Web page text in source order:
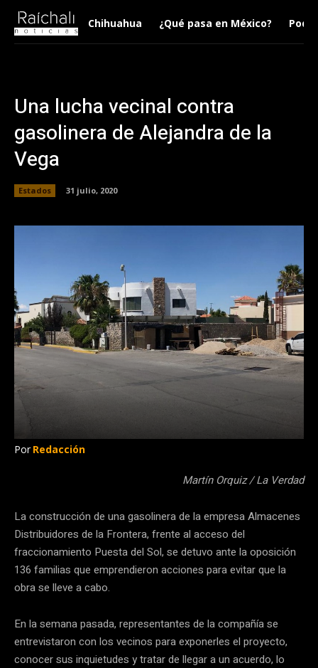
Chihuahua ¿Qué pasa en México?
Una lucha vecinal contra
gasolinera de Alejandra de la
Vega
Estados 31 julio, 2020
Por Redacción
Martín Orquiz / La Verdad
La construcción de una gasolinera de la empresa Almacenes
Distribuidores de la Frontera, frente al acceso del
fraccionamiento Puesta del Sol, se detuvo ante la oposición
136 familias que emprendieron acciones para evitar que la
obra se lleve a cabo.
En la semana pasada, representantes de la compañía se
entrevistaron con los vecinos para exponerles el proyecto,
conocer sus inquietudes y tratar de llegar a un acuerdo, lo